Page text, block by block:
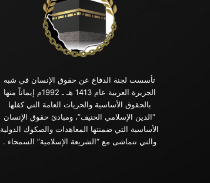
تأسست لجنة الدفاع عن حقوق الإنسان في شبه
الجزيرة العربية عام 1413 هـ ـ 1992م إيماناً منها
بالحقوق الأساسية والحريات العامة التي كفلها
“الدين الإسلامي الحنيف”، ومبادئ حقوق الإنسان
الأساسية التي ضمنتها المعاهدات والصكوك الدولية
والتي تتماشى مع “الشريعة الإسلامية” السمحاء .